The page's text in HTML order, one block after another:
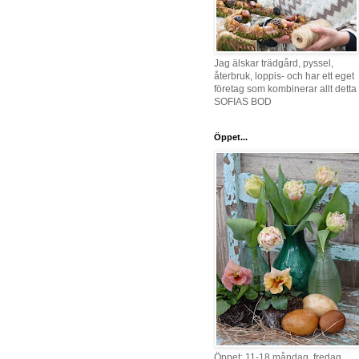
Jag älskar trädgård, pyssel,
återbruk, loppis- och har ett eget
företag som kombinerar allt detta
SOFIAS BOD
Öppet...